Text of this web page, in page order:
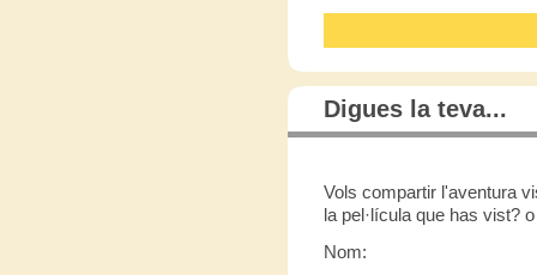
Digues la teva...
Vols compartir l'aventura
la pel·lícula que has vist?
Nom: